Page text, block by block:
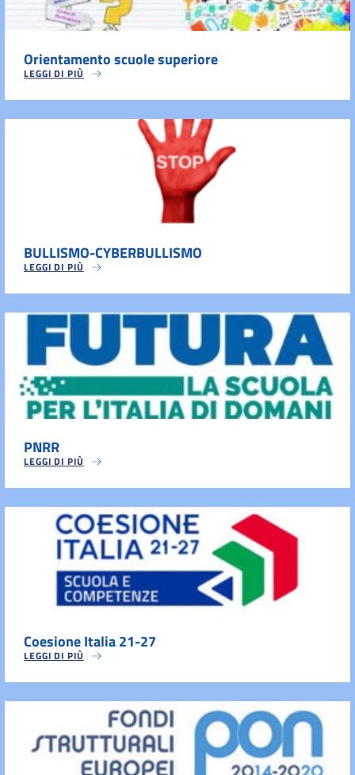
Orientamento scuole superiore
LEGGI DI PIÙ
BULLISMO-CYBERBULLISMO
LEGGI DI PIÙ
PNRR
LEGGI DI PIÙ
Coesione Italia 21-27
LEGGI DI PIÙ